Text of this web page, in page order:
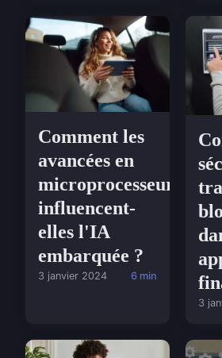
Comment les
avancées en
microprocesseurs
influencent-
elles l'IA
embarquée ?
3 janvier 2024 6 min
3